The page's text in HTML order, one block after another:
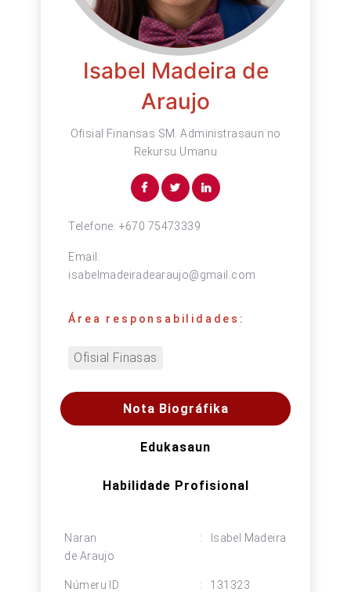
Isabel Madeira de
Araujo
Ofisial Finansas SM. Administrasaun no
Rekursu Umanu
Telefone: +670 75473339
Email:
isabelmadeiradearaujo@gmail.com
Área responsabilidades:
Ofisial Finasas
Nota Biográfika
Edukasaun
Habilidade Profisional
Naran : Isabel Madeira
de Araujo
Númeru ID : 131323